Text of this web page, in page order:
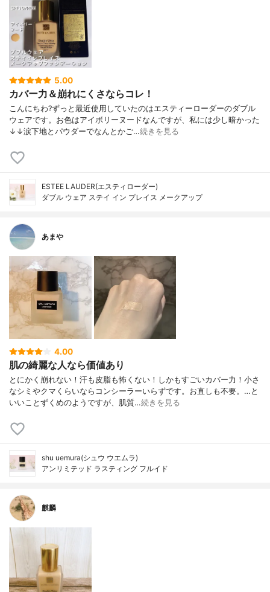
5.00
カバー力＆崩れにくさならコレ！
こんにちわ?ずっと最近使用していたのはエスティーローダーのダブル
ウェアです。お色はアイボリーヌードなんですが、私には少し暗かった
↓↓涙下地とパウダーでなんとかご…続きを見る
ESTEE LAUDER(エスティローダー)
ダブル ウェア ステイ イン プレイス メークアップ
あまや
4.00
肌の綺麗な人なら価値あり
とにかく崩れない！汗も皮脂も怖くない！しかもすごいカバー力！小さ
なシミやクマくらいならコンシーラーいらずです。お直しも不要。…と
いいことずくめのようですが、肌質…続きを見る
shu uemura(シュウ ウエムラ)
アンリミテッド ラスティング フルイド
麒麟